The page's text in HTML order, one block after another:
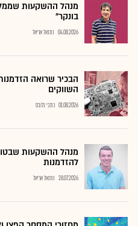
מנהל ההשקעות
בונקר"
04.08.2026 נתנאל אריאל
הבכיר שרואה
השווקים
01.08.2026 כתבי גלובס
מנהל ההשקעות
להזדמנות
28.07.2026 נתנאל אריאל